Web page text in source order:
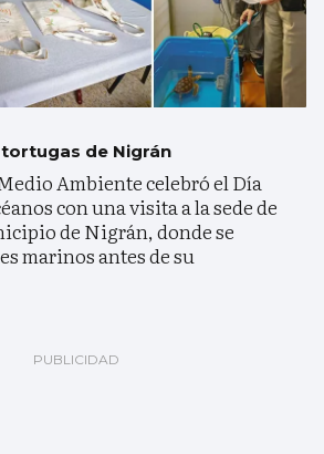
de Nigrán
Ambiente celebró el Día
con una visita a la sede de
de Nigrán, donde se
marinos antes de su